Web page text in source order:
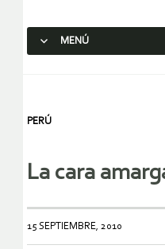
MENÚ
PERÚ
La cara
15 SEPTIEMBRE, 2010